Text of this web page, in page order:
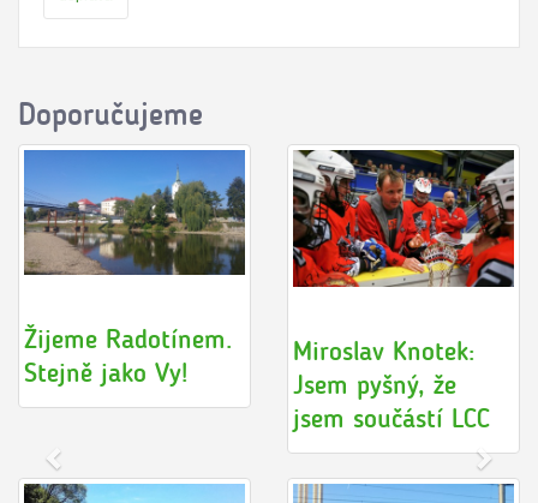
Doporučujeme
Žijeme Radotínem.
Stejně jako Vy!
Miroslav Knotek:
Jsem pyšný, že
jsem součástí LCC